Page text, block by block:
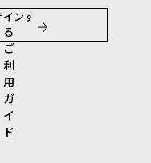
インす
る
ご
利
用
ガ
イ
ド